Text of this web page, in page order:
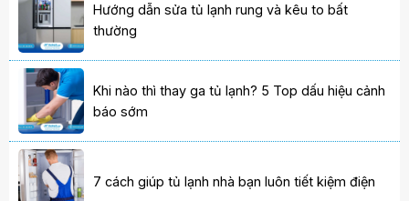
Hướng dẫn sửa tủ lạnh rung và kêu to bất
thường
Khi nào thì thay ga tủ lạnh? 5 Top dấu hiệu cảnh
báo sớm
7 cách giúp tủ lạnh nhà bạn luôn tiết kiệm điện